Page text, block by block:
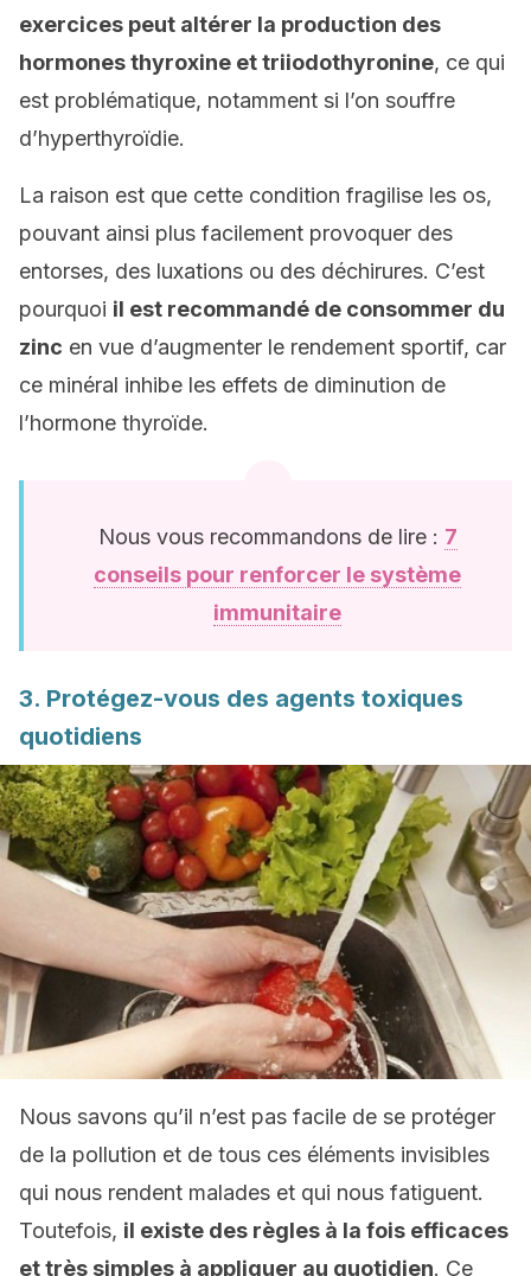
exercices peut altérer la production des
hormones thyroxine et triiodothyronine, ce qui
est problématique, notamment si l’on souffre
d’hyperthyroïdie.
La raison est que cette condition fragilise les os,
pouvant ainsi plus facilement provoquer des
entorses, des luxations ou des déchirures. C’est
pourquoi il est recommandé de consommer du
zinc en vue d’augmenter le rendement sportif, car
ce minéral inhibe les effets de diminution de
l’hormone thyroïde.
Nous vous recommandons de lire : 7
conseils pour renforcer le système
immunitaire
3. Protégez-vous des agents toxiques
quotidiens
Nous savons qu’il n’est pas facile de se protéger
de la pollution et de tous ces éléments invisibles
qui nous rendent malades et qui nous fatiguent.
Toutefois, il existe des règles à la fois efficaces
et très simples à appliquer au quotidien. Ce